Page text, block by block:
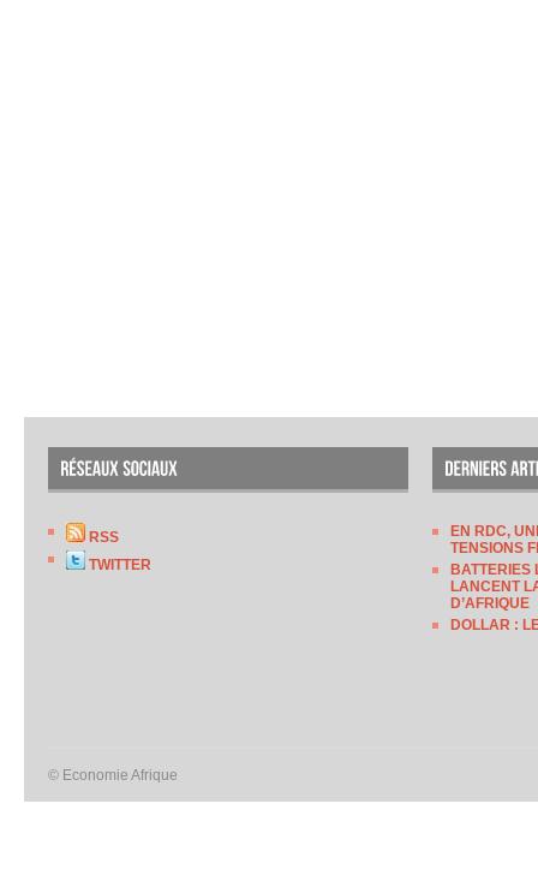
RSS
TWITTER
EN RDC,
TENSIONS
BATTERIES
LANCENT
D’AFRIQUE
DOLLAR :
© Economie Afrique